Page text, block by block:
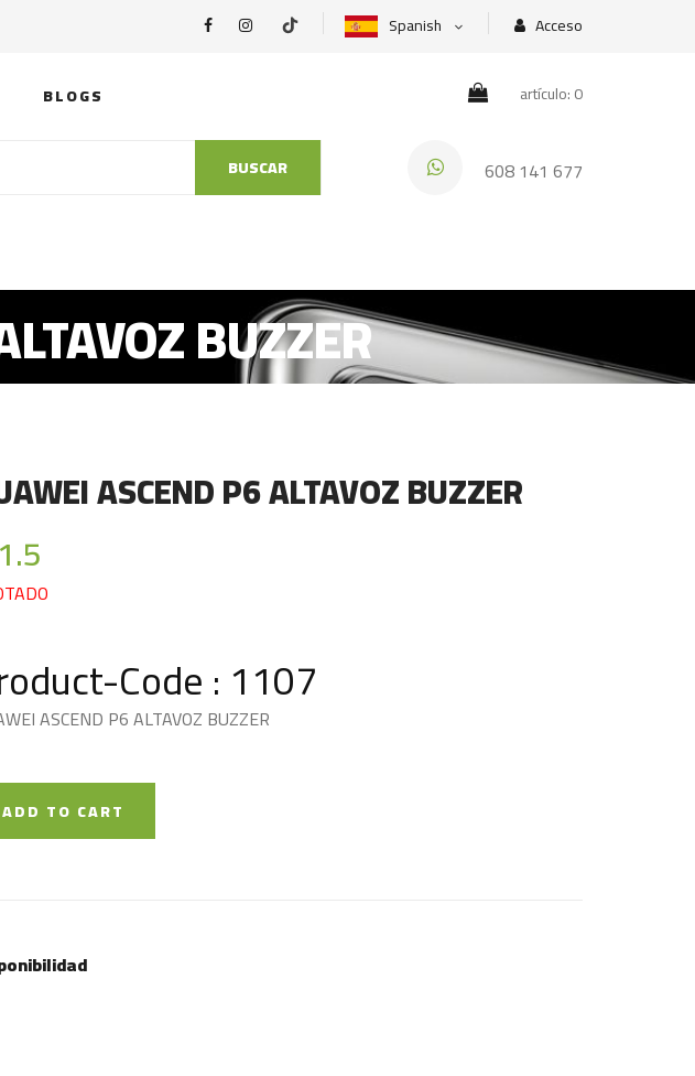
Spanish Acceso
BLOGS artículo: 0
BUSCAR 608 141 677
BUZZER
ASCEND P6 ALTAVOZ BUZZER
Code : 1107
ASCEND P6 ALTAVOZ BUZZER
ADD TO CART